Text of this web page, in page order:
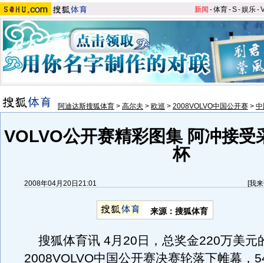
新闻 -体育-S-娱乐-
阿迪达斯搜狐体育 > 高尔夫 > 欧巡 > 2008VOLVO中国公开赛 >
VOLVO公开赛精彩图集 阿冲接受
杯
2008年04月20日21:01 [我
来源：搜狐体育
搜狐体育讯 4月20日，总奖金220万美元
2008VOLVO中国公开赛决赛轮落下帷幕，